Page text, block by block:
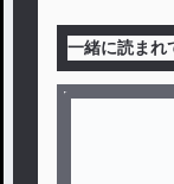
一緒に読まれ